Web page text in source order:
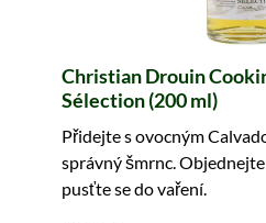
Christian Drouin
Sélection (200 ml)
Přidejte s ovocným
správný šmrnc.
pusťte se do vaření.